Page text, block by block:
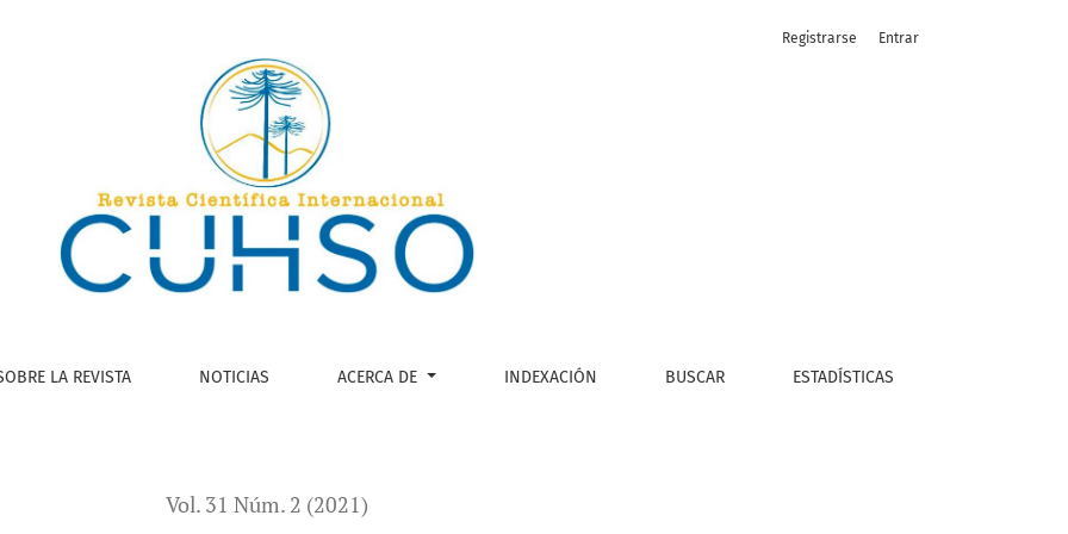
frente al avance del mercado
LA REVISTA NOTICIAS ACERCA DE INDEXACIÓN BUSCAR ESTADÍSTICAS
Registrarse Entrar
Vol. 31 Núm. 2 (2021)